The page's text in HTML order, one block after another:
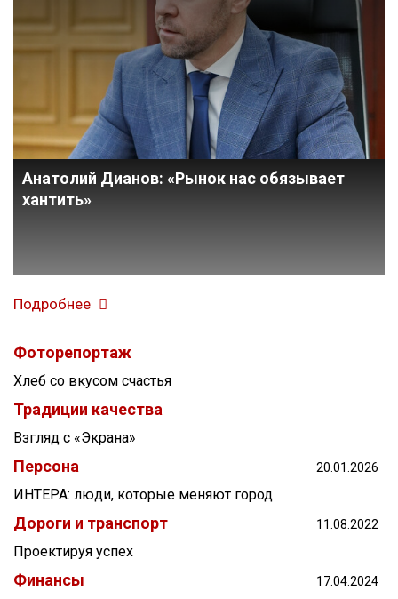
Анатолий Дианов: «Рынок нас обязывает
хантить»
Фёдор Суханов: «В нашем бизнесе не принято
стареть»
Подробнее
Фоторепортаж
Хлеб со вкусом счастья
Традиции качества
Взгляд с «Экрана»
Персона 20.01.2026
ИНТЕРА: люди, которые меняют город
Дороги и транспорт 11.08.2022
Проектируя успех
Финансы 17.04.2024